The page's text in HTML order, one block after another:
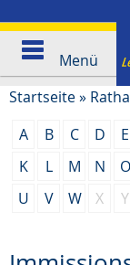
Menü
Startseite»
A
B C D E
K
L M N O
U
V W X Y